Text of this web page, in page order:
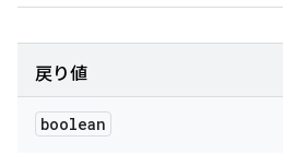
戻り値
boolean